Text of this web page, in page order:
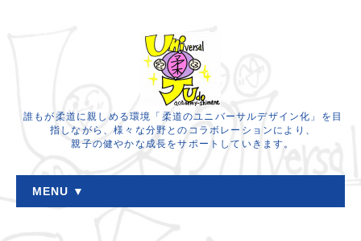
誰もが柔道に親しめる環境「柔道のユニバーサルデザイン化」を目
指しながら、様々な分野とのコラボレーションにより、
親子の健やかな成長をサポートしていきます。
MENU ▼